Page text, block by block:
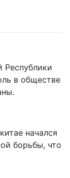
Республики
в обществе
начался
борьбы, что